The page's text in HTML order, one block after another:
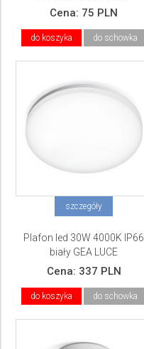
Cena: 75 PLN
do koszyka do schowka
szczegóły
Plafon led 30W 4000K IP66
biały GEA LUCE
Cena: 337 PLN
do koszyka do schowka